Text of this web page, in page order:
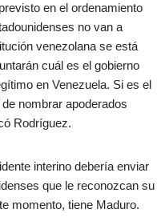
en el ordenamiento
no van a
venezolana se está
cuál es el gobierno
en Venezuela. Si es el
nombrar apoderados
Rodríguez.
interino debería enviar
que le reconozcan su
momento, tiene Maduro.